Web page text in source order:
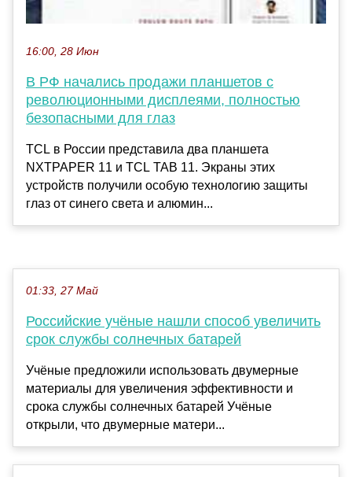
16:00, 28 Июн
В РФ начались продажи планшетов с
революционными дисплеями, полностью
безопасными для глаз
TCL в России представила два планшета
NXTPAPER 11 и TCL TAB 11. Экраны этих
устройств получили особую технологию защиты
глаз от синего света и алюмин...
01:33, 27 Май
Российские учёные нашли способ увеличить
срок службы солнечных батарей
Учёные предложили использовать двумерные
материалы для увеличения эффективности и
срока службы солнечных батарей Учёные
открыли, что двумерные матери...